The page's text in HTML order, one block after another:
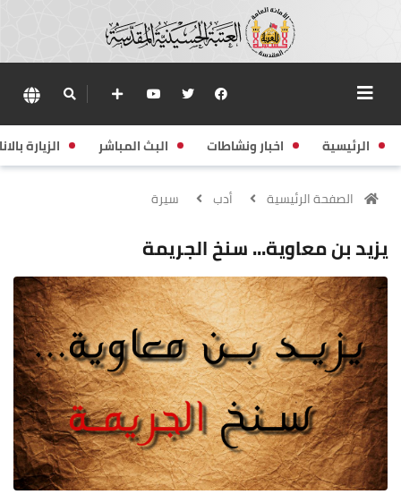
الرئيسية اخبار ونشاطات البث المباشر الزيارة
الصفحة الرئيسية أدب سيرة
يزيد بن معاوية... سنخ الجريمة